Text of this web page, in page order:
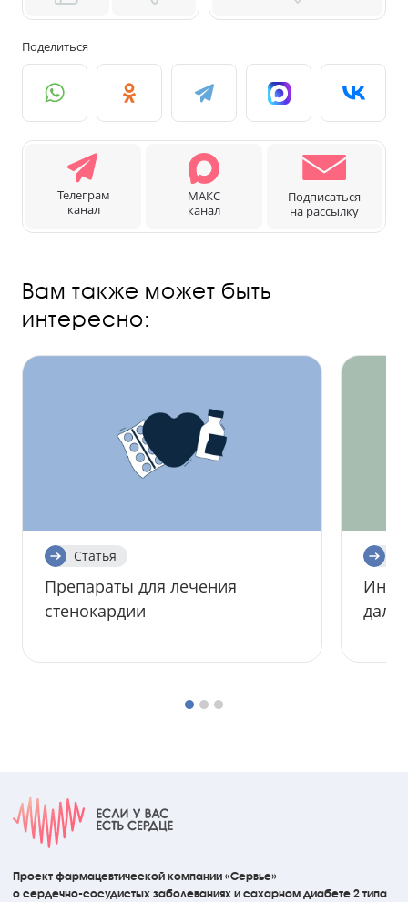
Поделиться
Телеграм
канал
МАКС
канал
Подписаться
на рассылку
Вам также может быть
интересно:
Статья
Препараты для лечения
стенокардии
Проект фармацевтической компании «Сервье»
о сердечно-сосудистых заболеваниях и сахарном диабете 2 типа